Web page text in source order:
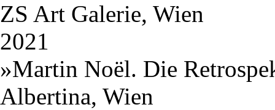
ZS Art Galerie, Wien
2021
»Martin Noël. Die
Albertina, Wien